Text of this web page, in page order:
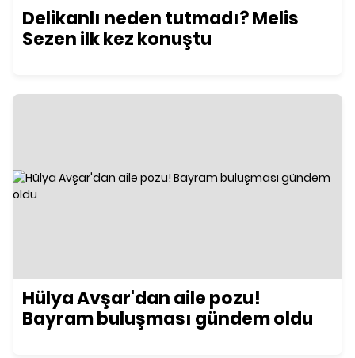
Delikanlı neden tutmadı? Melis
Sezen ilk kez konuştu
Hülya Avşar'dan aile pozu!
Bayram buluşması gündem oldu